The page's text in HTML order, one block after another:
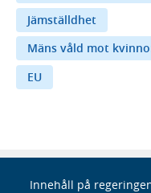
Jämställdhet
Mäns våld mot
EU
Innehåll på